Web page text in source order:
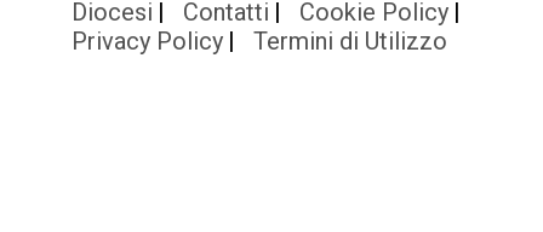
Diocesi
Contatti
Cookie Policy
Privacy Policy
Termini di Utilizzo